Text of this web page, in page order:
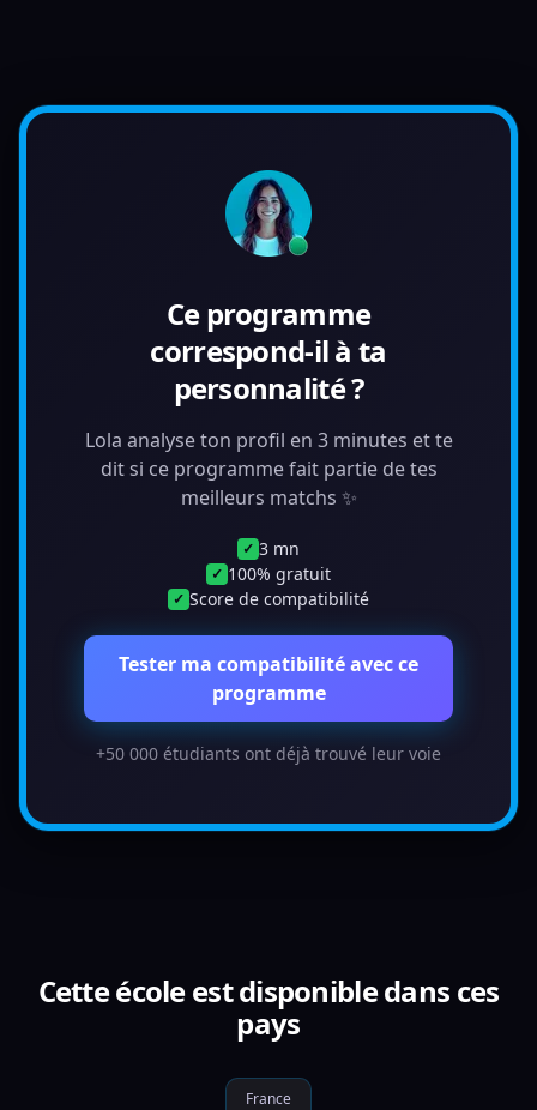
Ce programme
correspond-il à ta
personnalité ?
Lola analyse ton profil en 3 minutes et te
dit si ce programme fait partie de tes
meilleurs matchs ✨
✓ 3 mn
✓ 100% gratuit
✓ Score de compatibilité
Tester ma compatibilité avec ce
programme
+50 000 étudiants ont déjà trouvé leur voie
Cette école est disponible dans ces
pays
France